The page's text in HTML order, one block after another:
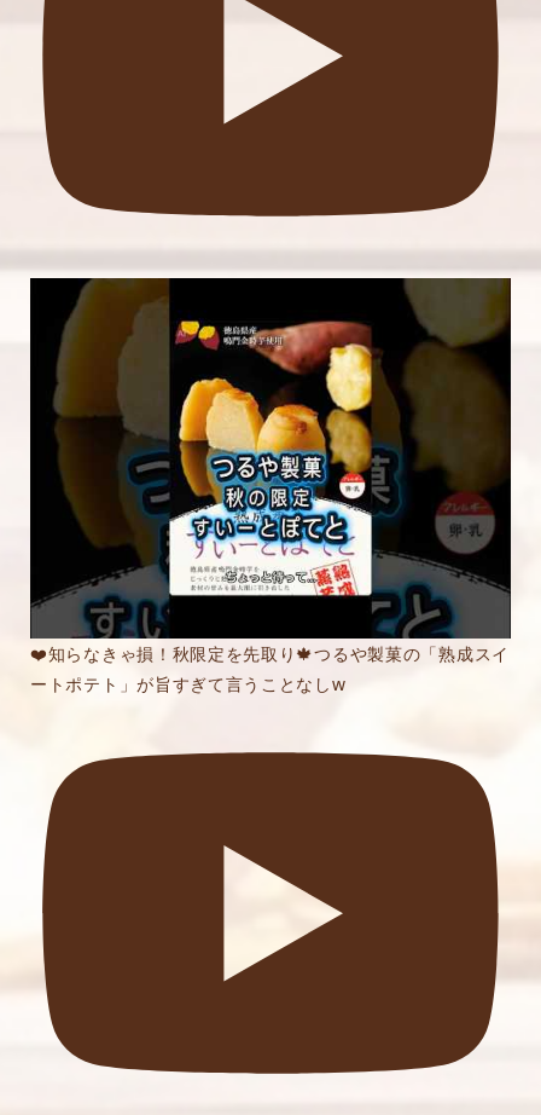
❤️知らなきゃ損！秋限定を先取り🍁つるや製菓の「熟成スイ
ートポテト」が旨すぎて言うことなしw